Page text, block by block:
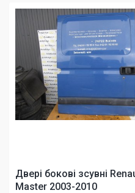
Двері бокові зсувні
Master 2003-2010